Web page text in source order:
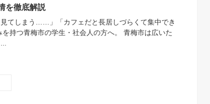
を徹底解説
見てしまう……」「カフェだと長居しづらくて集中でき
持つ青梅市の学生・社会人の方へ。 青梅市は広いた